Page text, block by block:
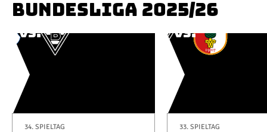
BUNDESLIGA 2025/26
34. SPIELTAG 33. SPIELTAG